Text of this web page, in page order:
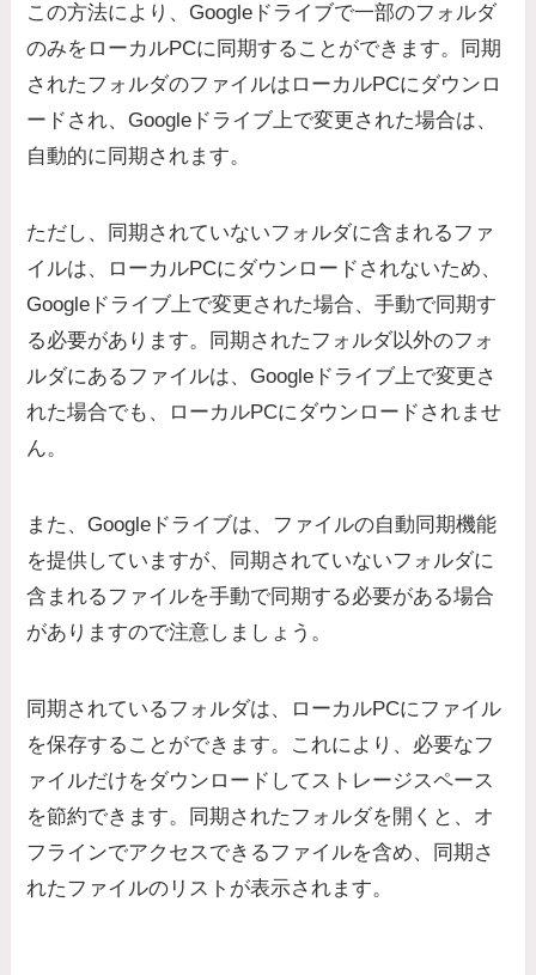
この方法により、Googleドライブで一部のフォルダ
のみをローカルPCに同期することができます。同期
されたフォルダのファイルはローカルPCにダウンロ
ードされ、Googleドライブ上で変更された場合は、
自動的に同期されます。
ただし、同期されていないフォルダに含まれるファ
イルは、ローカルPCにダウンロードされないため、
Googleドライブ上で変更された場合、手動で同期す
る必要があります。 同期されたフォルダ以外のフォ
ルダにあるファイルは、Googleドライブ上で変更さ
れた場合でも、ローカルPCにダウンロードされませ
ん。
また、Googleドライブは、ファイルの自動同期機能
を提供していますが、同期されていないフォルダに
含まれるファイルを手動で同期する必要がある場合
がありますので注意しましょう。
同期されているフォルダは、ローカルPCにファイル
を保存することができます。これにより、必要なフ
ァイルだけをダウンロードしてストレージスペース
を節約できます。同期されたフォルダを開くと、オ
フラインでアクセスできるファイルを含め、同期さ
れたファイルのリストが表示されます。